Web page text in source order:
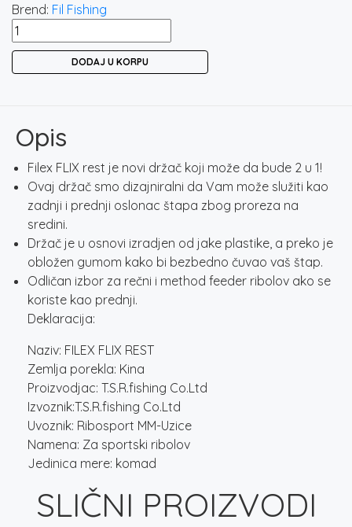
Brend: Fil Fishing
FILEX
FLIX
DODAJ U KORPU
Opis
Filex FLIX rest je novi držač koji može da bude 2 u 1!
Ovaj držač smo dizajniralni da Vam može služiti kao
zadnji i prednji oslonac štapa zbog proreza na
sredini.
Držač je u osnovi izradjen od jake plastike, a preko je
obložen gumom kako bi bezbedno čuvao vaš štap.
Odličan izbor za rečni i method feeder ribolov ako se
koriste kao prednji.
Deklaracija:
Naziv: FILEX FLIX REST
Zemlja porekla: Kina
Proizvodjac: T.S.R.fishing Co.Ltd
Izvoznik:T.S.R.fishing Co.Ltd
Uvoznik: Ribosport MM-Uzice
Namena: Za sportski ribolov
Jedinica mere: komad
SLIČNI PROIZVODI